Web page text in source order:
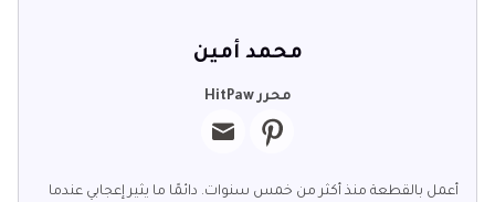
محمد أمين
محرر HitPaw
أعمل بالقطعة منذ أكثر من خمس سنوات. دائمًا ما يثير إعجابي عندما